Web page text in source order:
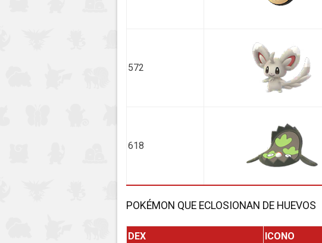
572
618
POKÉMON QUE ECLOSIONAN DE HUEVOS
DEX ICONO